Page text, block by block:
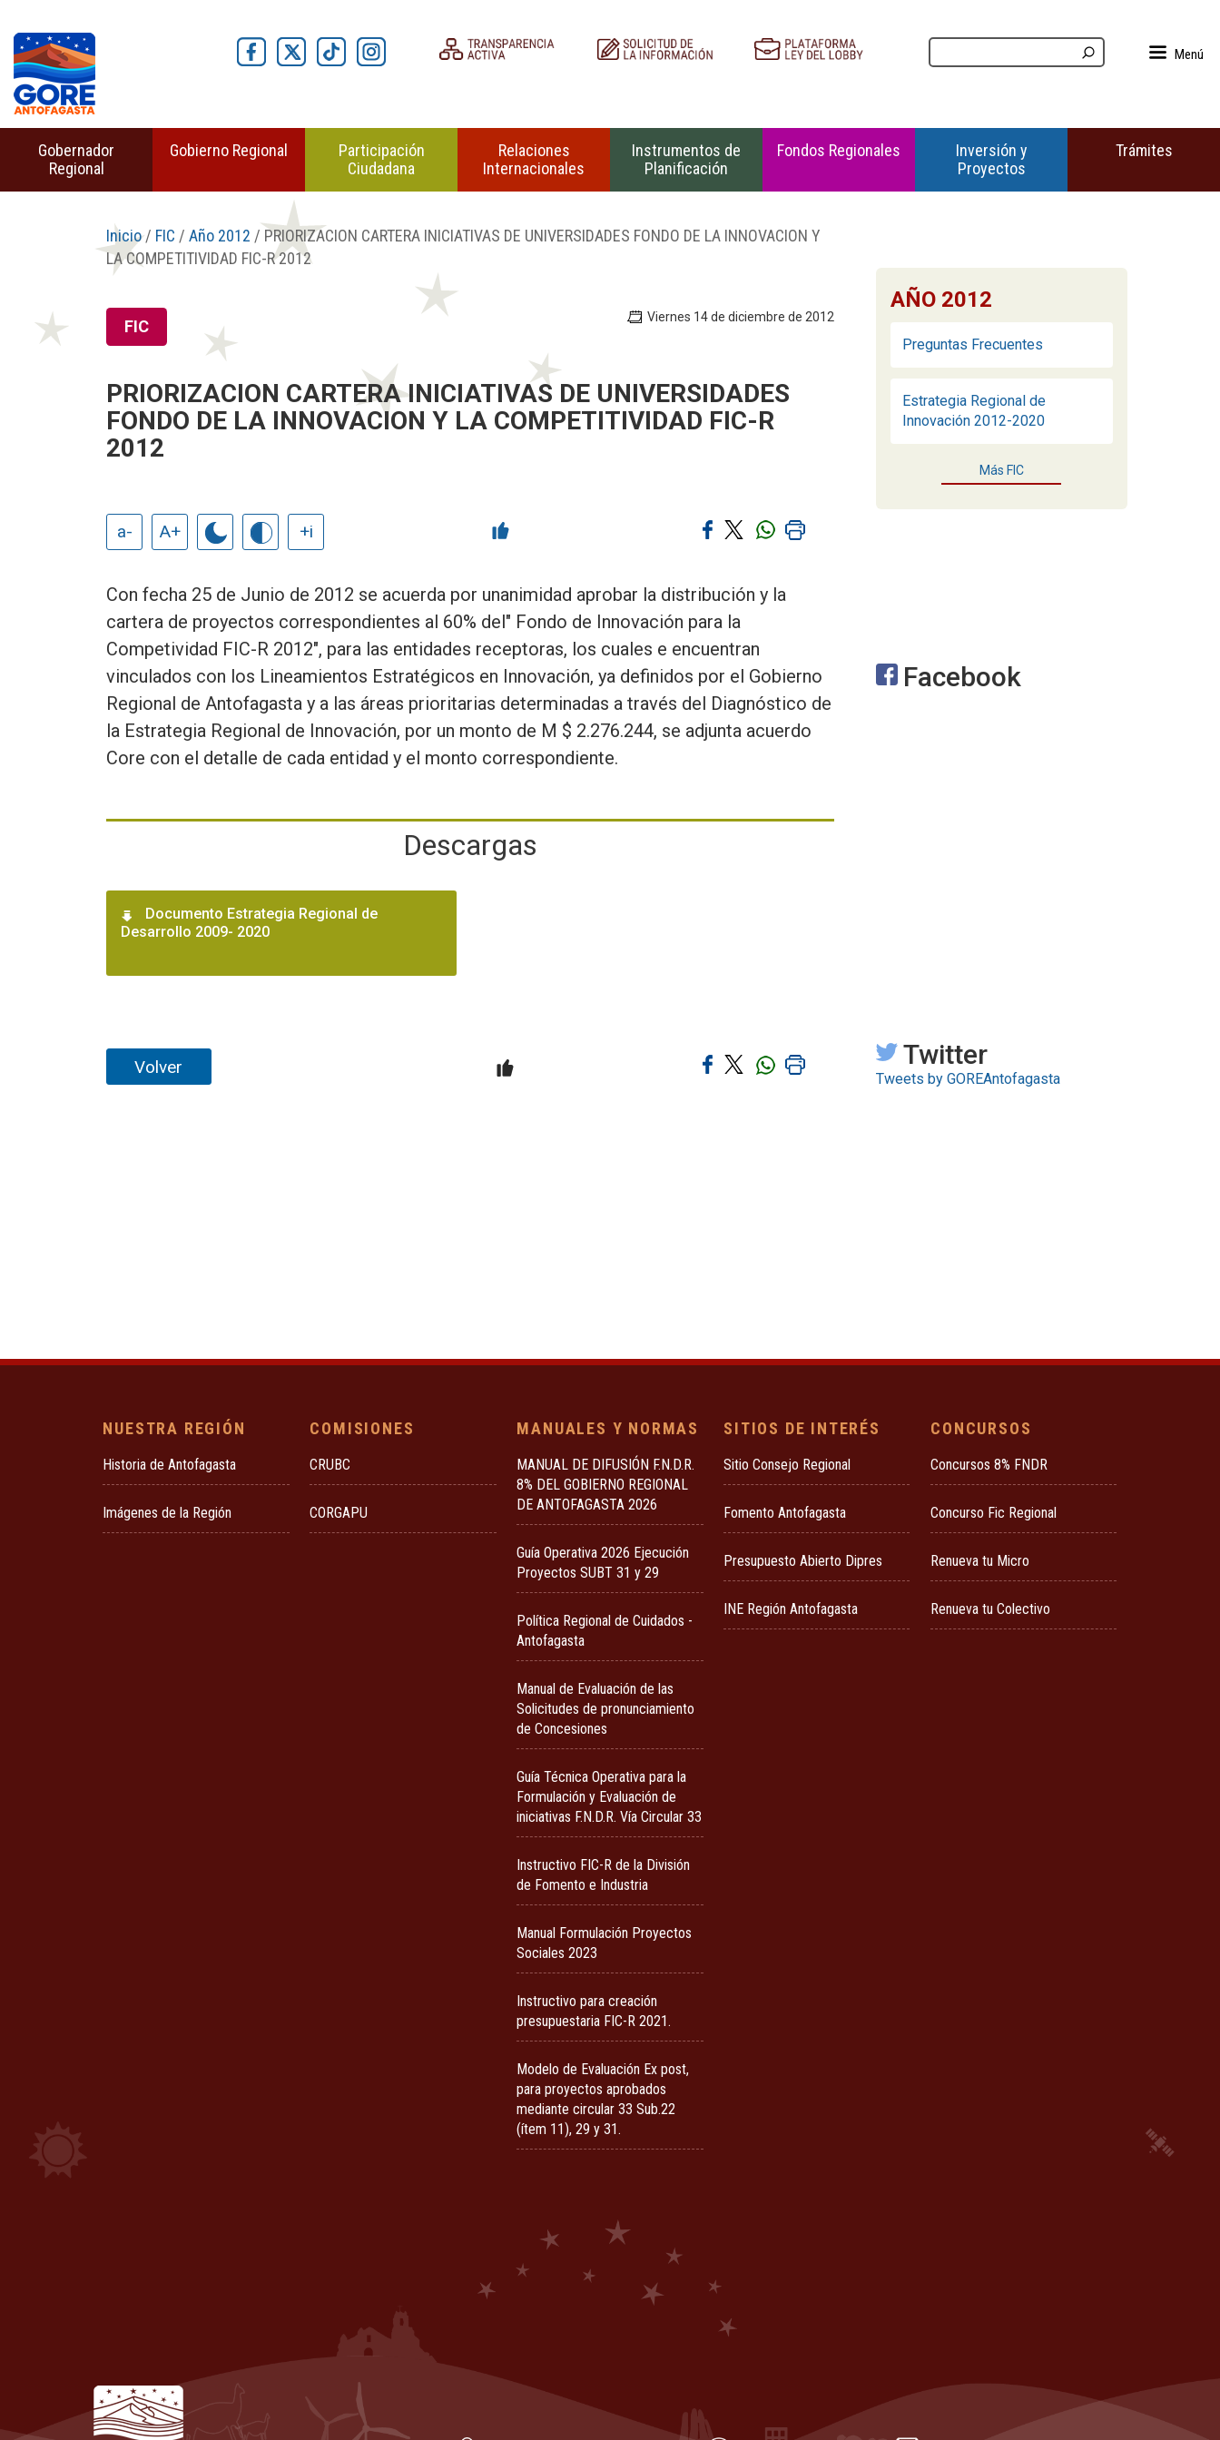
Menú
Gobernador
Regional
Gobierno Regional
Participación
Ciudadana
Relaciones
Internacionales
Instrumentos de
Planificación
Fondos Regionales
Inversión y
Proyectos
Trámites
Inicio/ FIC / Año 2012 / PRIORIZACION CARTERA INICIATIVAS DE UNIVERSIDADES FONDO DE LA INNOVACION Y
LA COMPETITIVIDAD FIC-R 2012
FIC Viernes 14 de diciembre de 2012
PRIORIZACION CARTERA INICIATIVAS DE UNIVERSIDADES
FONDO DE LA INNOVACION Y LA COMPETITIVIDAD FIC-R
2012
a- A+ +i
Con fecha 25 de Junio de 2012 se acuerda por unanimidad aprobar la distribución y la
cartera de proyectos correspondientes al 60% del" Fondo de Innovación para la
Competividad FIC-R 2012", para las entidades receptoras, los cuales e encuentran
vinculados con los Lineamientos Estratégicos en Innovación, ya definidos por el Gobierno
Regional de Antofagasta y a las áreas prioritarias determinadas a través del Diagnóstico de
la Estrategia Regional de Innovación, por un monto de M $ 2.276.244, se adjunta acuerdo
Core con el detalle de cada entidad y el monto correspondiente.
Descargas
Documento Estrategia Regional de
Desarrollo 2009- 2020
Volver
AÑO 2012
Preguntas Frecuentes
Estrategia Regional de
Innovación 2012-2020
Más FIC
Facebook
Twitter
Tweets by GOREAntofagasta
NUESTRA REGIÓN
Historia de Antofagasta
Imágenes de la Región
COMISIONES
CRUBC
CORGAPU
MANUALES Y NORMAS
MANUAL DE DIFUSIÓN F.N.D.R.
8% DEL GOBIERNO REGIONAL
DE ANTOFAGASTA 2026
Guía Operativa 2026 Ejecución
Proyectos SUBT 31 y 29
Política Regional de Cuidados -
Antofagasta
Manual de Evaluación de las
Solicitudes de pronunciamiento
de Concesiones
Guía Técnica Operativa para la
Formulación y Evaluación de
iniciativas F.N.D.R. Vía Circular 33
Instructivo FIC-R de la División
de Fomento e Industria
Manual Formulación Proyectos
Sociales 2023
Instructivo para creación
presupuestaria FIC-R 2021.
Modelo de Evaluación Ex post,
para proyectos aprobados
mediante circular 33 Sub.22
(ítem 11), 29 y 31.
SITIOS DE INTERÉS
Sitio Consejo Regional
Fomento Antofagasta
Presupuesto Abierto Dipres
INE Región Antofagasta
CONCURSOS
Concursos 8% FNDR
Concurso Fic Regional
Renueva tu Micro
Renueva tu Colectivo